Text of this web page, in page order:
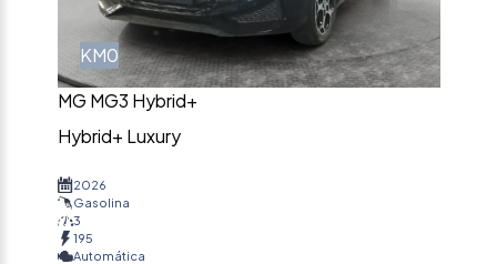
KM0
MG MG3 Hybrid+
Hybrid+ Luxury
2026
Gasolina
3
195
Automática